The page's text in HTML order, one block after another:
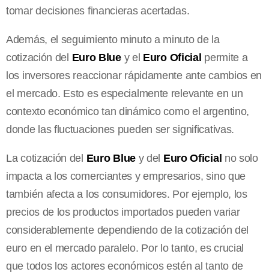
tomar decisiones financieras acertadas.
Además, el seguimiento minuto a minuto de la
cotización del Euro Bluey el Euro Oficial permite a
los inversores reaccionar rápidamente ante cambios en
el mercado. Esto es especialmente relevante en un
contexto económico tan dinámico como el argentino,
donde las fluctuaciones pueden ser significativas.
La cotización del Euro Bluey del Euro Oficial no solo
impacta a los comerciantes y empresarios, sino que
también afecta a los consumidores. Por ejemplo, los
precios de los productos importados pueden variar
considerablemente dependiendo de la cotización del
euro en el mercado paralelo. Por lo tanto, es crucial
que todos los actores económicos estén al tanto de